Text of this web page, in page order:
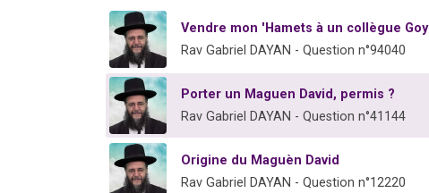
Vendre mon 'Hamets à un collègue Goy
Rav Gabriel DAYAN - Question n°94040
Porter un Maguen David, permis ?
Rav Gabriel DAYAN - Question n°41144
Origine du Maguèn David
Rav Gabriel DAYAN - Question n°12220